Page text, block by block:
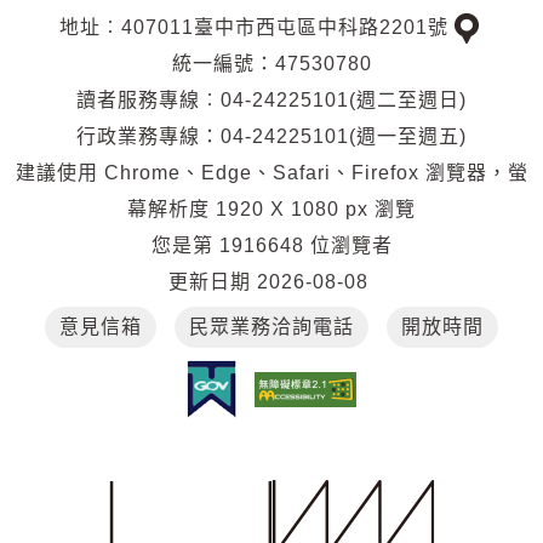
地址︰407011臺中市西屯區中科路2201號
交
位
置
統一編號：47530780
讀者服務專線︰04-24225101(週二至週日)
行政業務專線：04-24225101(週一至週五)
建議使用 Chrome、Edge、Safari、Firefox 瀏覽器，螢
幕解析度 1920 X 1080 px 瀏覽
您是第 1916648 位瀏覽者
更新日期 2026-08-08
意見信箱 民眾業務洽詢電話 開放時間